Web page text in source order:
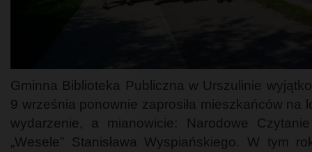
Gminna Biblioteka Publiczna w Urszulinie
9 września ponownie zaprosiła mieszkańców na
wydarzenie, a mianowicie: Narodowe
„Wesele” Stanisława Wyspiańskiego. W tym